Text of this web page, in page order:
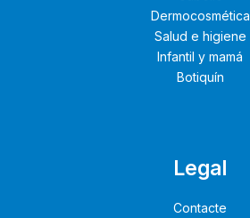
Dermocosmética
Salud e higiene
Infantil y mamá
Botiquín
Legal
Contacte